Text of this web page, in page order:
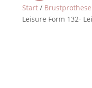
Start/
Leisure Form 132-